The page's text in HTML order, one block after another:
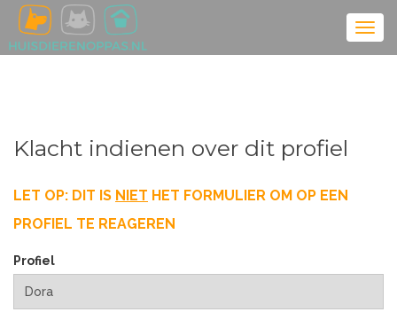
Klacht indienen over dit profiel
LET OP: DIT IS NIET HET FORMULIER OM OP EEN
PROFIEL TE REAGEREN
Profiel